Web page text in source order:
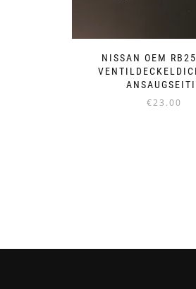
NISSAN OEM
€23.00